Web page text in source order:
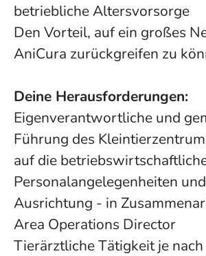
betriebliche Altersvorsorge
Den Vorteil, auf ein großes
AniCura zurückgreifen zu
Deine Herausforderungen:
Eigenverantwortliche und
Führung des
auf die
Personalangelegenheiten
Ausrichtung - in
Area Operations Director
Tierärztliche Tätigkeit je nach